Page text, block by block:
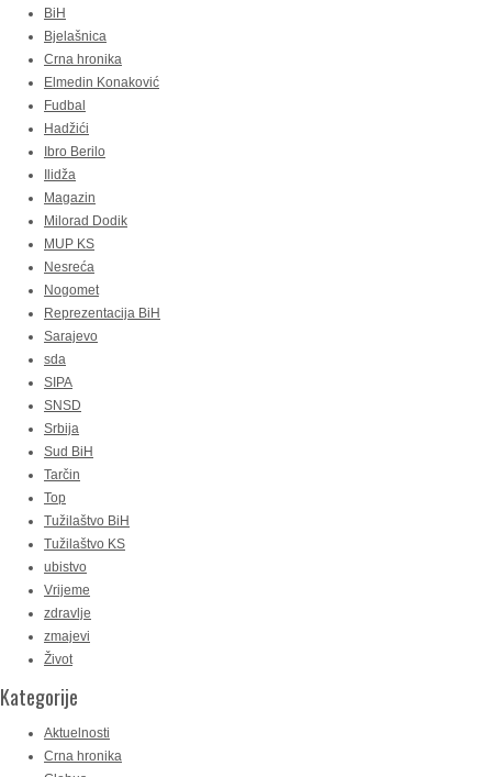
BiH
Bjelašnica
Crna hronika
Elmedin Konaković
Fudbal
Hadžići
Ibro Berilo
Ilidža
Magazin
Milorad Dodik
MUP KS
Nesreća
Nogomet
Reprezentacija BiH
Sarajevo
sda
SIPA
SNSD
Srbija
Sud BiH
Tarčin
Top
Tužilaštvo BiH
Tužilaštvo KS
ubistvo
Vrijeme
zdravlje
zmajevi
Život
Kategorije
Aktuelnosti
Crna hronika